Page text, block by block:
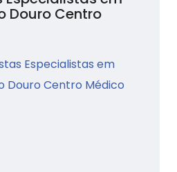
Douro Centro